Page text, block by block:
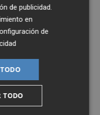
de publicidad.
en
de
TODO